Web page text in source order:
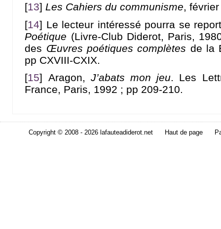
[13] Les Cahiers du communisme,
[14] Le lecteur intéressé pourra se
Poétique (Livre-Club Diderot, Paris,
des Œuvres poétiques complètes de la
pp CXVIII-CXIX.
[15] Aragon, J’abats mon jeu. Les
France, Paris, 1992 ; pp 209-210.
Copyright © 2008 - 2026 lafauteadiderot.net Haut de page